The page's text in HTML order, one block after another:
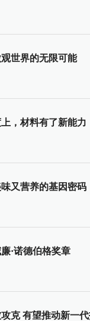
世界的无限可能
，材料有了新能力
又营养的基因密码
·诺德伯格奖章
克 有望推动新一